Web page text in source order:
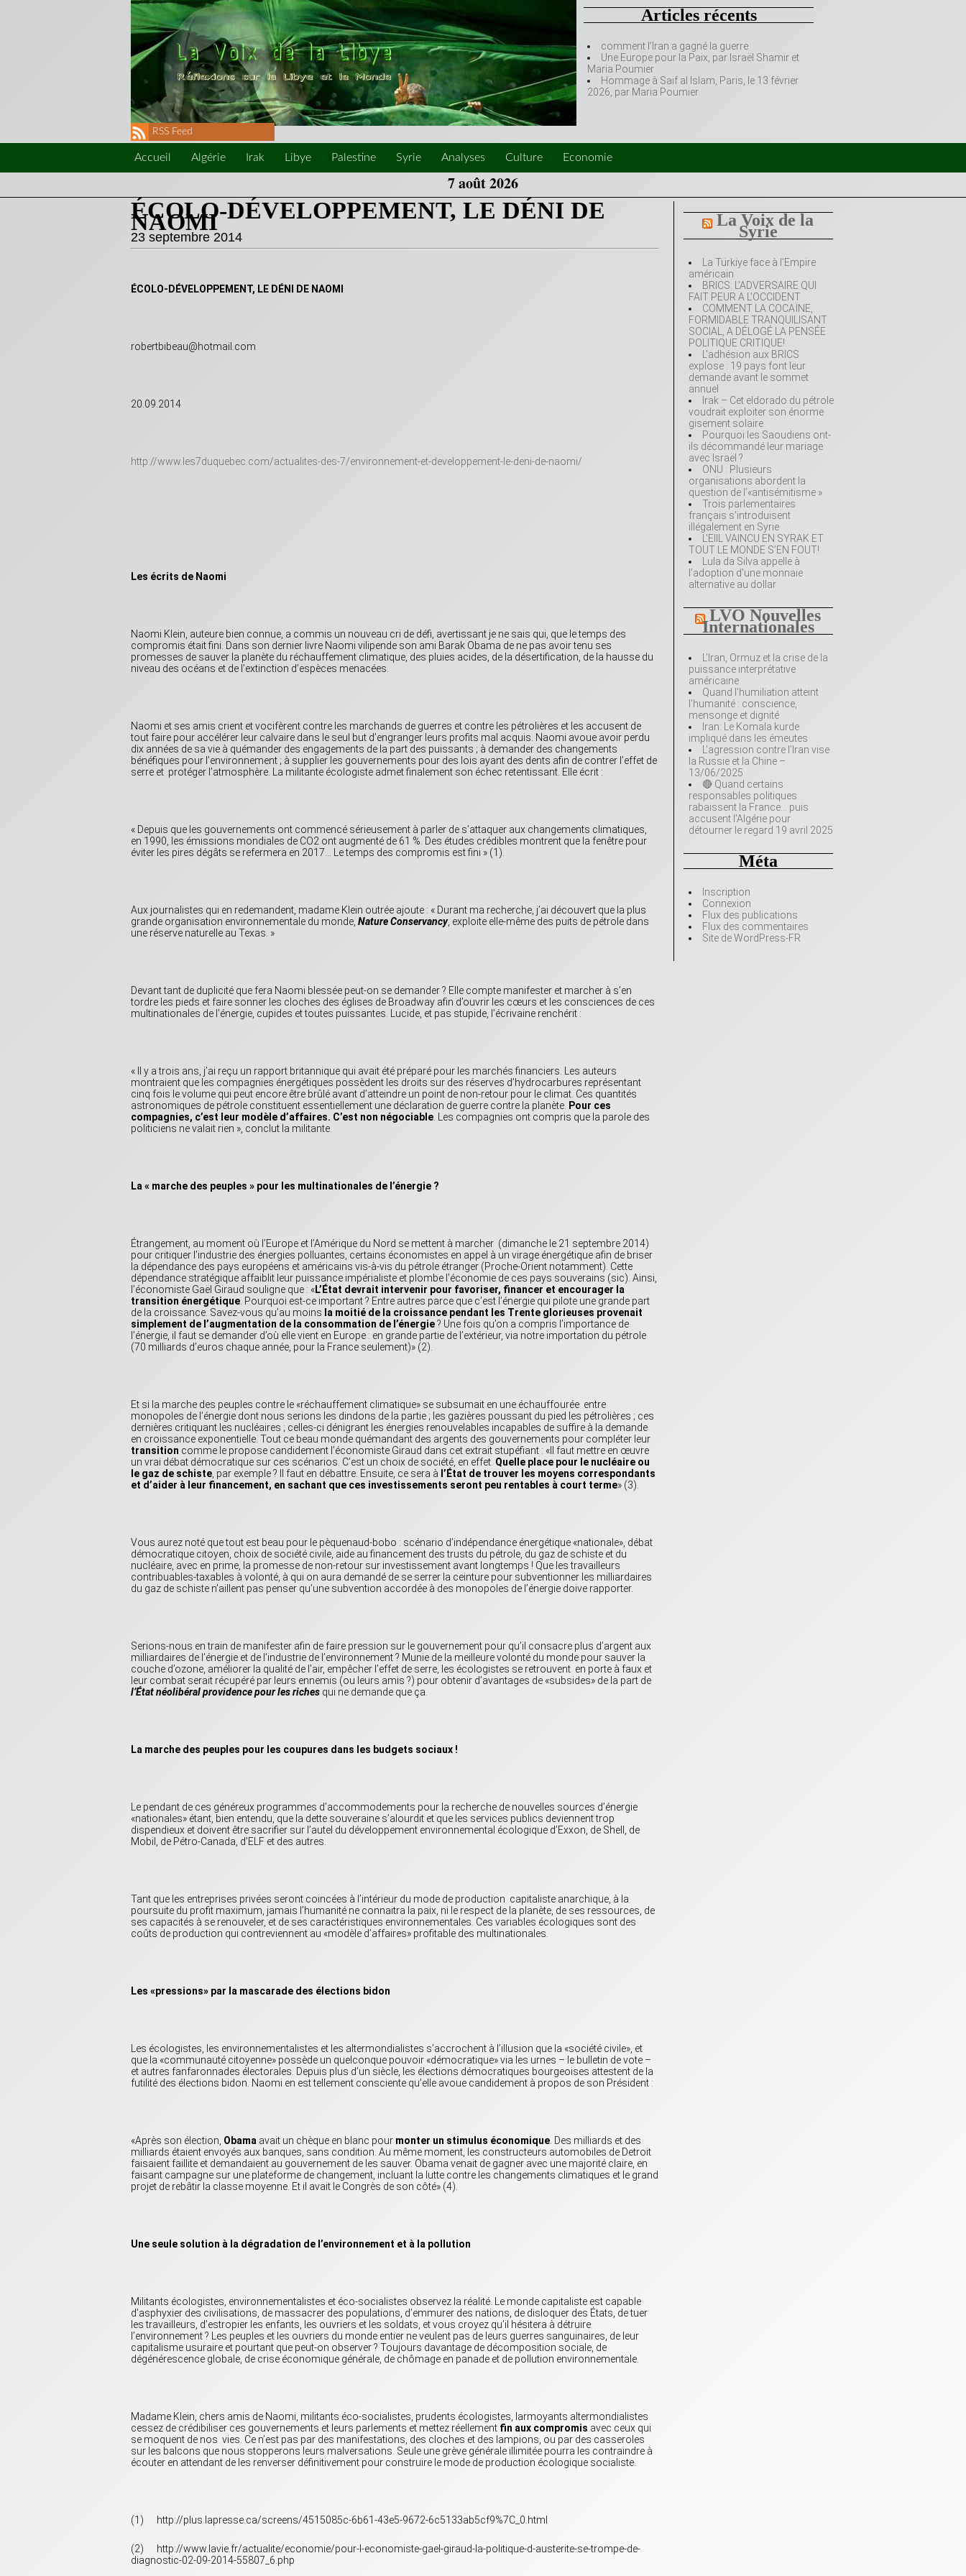
Articles récents
comment l’Iran a gagné la guerre
Une Europe pour la Paix, par Israël Shamir et
Maria Poumier
Hommage à Saif al Islam, Paris, le 13 février
2026, par Maria Poumier
RSS Feed
Accueil Algérie Irak Libye Palestine Syrie Analyses Culture Economie
7 août 2026
La Voix de la
Syrie
La Türkiye face à l’Empire
américain
BRICS: L’ADVERSAIRE QUI
FAIT PEUR A L’OCCIDENT
COMMENT LA COCAÏNE,
FORMIDABLE TRANQUILISANT
SOCIAL, A DÉLOGÉ LA PENSÉE
POLITIQUE CRITIQUE!
L’adhésion aux BRICS
explose : 19 pays font leur
demande avant le sommet
annuel
Irak – Cet eldorado du pétrole
voudrait exploiter son énorme
gisement solaire
Pourquoi les Saoudiens ont-
ils décommandé leur mariage
avec Israël ?
ONU : Plusieurs
organisations abordent la
question de l’«antisémitisme »
Trois parlementaires
français s’introduisent
illégalement en Syrie
L’EIIL VAINCU EN SYRAK ET
TOUT LE MONDE S’EN FOUT!
Lula da Silva appelle à
l’adoption d’une monnaie
alternative au dollar
LVO Nouvelles
Internationales
L’Iran, Ormuz et la crise de la
puissance interprétative
américaine
Quand l’humiliation atteint
l’humanité : conscience,
mensonge et dignité
Iran: Le Komala kurde
impliqué dans les émeutes
L’agression contre l’Iran vise
la Russie et la Chine –
13/06/2025
🔴 Quand certains
responsables politiques
rabaissent la France… puis
accusent l’Algérie pour
détourner le regard 19 avril 2025
Méta
Inscription
Connexion
Flux des publications
Flux des commentaires
Site de WordPress-FR
ÉCOLO-DÉVELOPPEMENT, LE DÉNI DE
NAOMI
23 septembre 2014
ÉCOLO-DÉVELOPPEMENT, LE DÉNI DE NAOMI
robertbibeau@hotmail.com
20.09.2014
http://www.les7duquebec.com/actualites-des-7/environnement-et-developpement-le-deni-de-naomi/
Les écrits de Naomi
Naomi Klein, auteure bien connue, a commis un nouveau cri de défi, avertissant je ne sais qui, que le temps des
compromis était fini. Dans son dernier livre Naomi vilipende son ami Barak Obama de ne pas avoir tenu ses
promesses de sauver la planète du réchauffement climatique, des pluies acides, de la désertification, de la hausse du
niveau des océans et de l’extinction d’espèces menacées.
Naomi et ses amis crient et vocifèrent contre les marchands de guerres et contre les pétrolières et les accusent de
tout faire pour accélérer leur calvaire dans le seul but d’engranger leurs profits mal acquis. Naomi avoue avoir perdu
dix années de sa vie à quémander des engagements de la part des puissants ; à demander des changements
bénéfiques pour l’environnement ; à supplier les gouvernements pour des lois ayant des dents afin de contrer l’effet de
serre et protéger l’atmosphère. La militante écologiste admet finalement son échec retentissant. Elle écrit :
« Depuis que les gouvernements ont commencé sérieusement à parler de s’attaquer aux changements climatiques,
en 1990, les émissions mondiales de CO2 ont augmenté de 61 %. Des études crédibles montrent que la fenêtre pour
éviter les pires dégâts se refermera en 2017… Le temps des compromis est fini » (1).
Aux journalistes qui en redemandent, madame Klein outrée ajoute : « Durant ma recherche, j’ai découvert que la plus
grande organisation environnementale du monde, Nature Conservancy, exploite elle-même des puits de pétrole dans
une réserve naturelle au Texas. »
Devant tant de duplicité que fera Naomi blessée peut-on se demander ? Elle compte manifester et marcher à s’en
tordre les pieds et faire sonner les cloches des églises de Broadway afin d’ouvrir les cœurs et les consciences de ces
multinationales de l’énergie, cupides et toutes puissantes. Lucide, et pas stupide, l’écrivaine renchérit :
« Il y a trois ans, j’ai reçu un rapport britannique qui avait été préparé pour les marchés financiers. Les auteurs
montraient que les compagnies énergétiques possèdent les droits sur des réserves d’hydrocarbures représentant
cinq fois le volume qui peut encore être brûlé avant d’atteindre un point de non-retour pour le climat. Ces quantités
astronomiques de pétrole constituent essentiellement une déclaration de guerre contre la planète. Pour ces
compagnies, c’est leur modèle d’affaires. C’est non négociable. Les compagnies ont compris que la parole des
politiciens ne valait rien », conclut la militante.
La « marche des peuples » pour les multinationales de l’énergie ?
Étrangement, au moment où l’Europe et l’Amérique du Nord se mettent à marcher (dimanche le 21 septembre 2014)
pour critiquer l’industrie des énergies polluantes, certains économistes en appel à un virage énergétique afin de briser
la dépendance des pays européens et américains vis-à-vis du pétrole étranger (Proche-Orient notamment). Cette
dépendance stratégique affaiblit leur puissance impérialiste et plombe l’économie de ces pays souverains (sic). Ainsi,
l’économiste Gaël Giraud souligne que : «L’État devrait intervenir pour favoriser, financer et encourager la
transition énergétique. Pourquoi est-ce important ? Entre autres parce que c’est l’énergie qui pilote une grande part
de la croissance. Savez-vous qu’au moins la moitié de la croissance pendant les Trente glorieuses provenait
simplement de l’augmentation de la consommation de l’énergie? Une fois qu’on a compris l’importance de
l’énergie, il faut se demander d’où elle vient en Europe : en grande partie de l’extérieur, via notre importation du pétrole
(70 milliards d’euros chaque année, pour la France seulement)» (2).
Et si la marche des peuples contre le «réchauffement climatique» se subsumait en une échauffourée entre
monopoles de l’énergie dont nous serions les dindons de la partie ; les gazières poussant du pied les pétrolières ; ces
dernières critiquant les nucléaires ; celles-ci dénigrant les énergies renouvelables incapables de suffire à la demande
en croissance exponentielle. Tout ce beau monde quémandant des argents des gouvernements pour compléter leur
transition comme le propose candidement l’économiste Giraud dans cet extrait stupéfiant : «Il faut mettre en œuvre
un vrai débat démocratique sur ces scénarios. C’est un choix de société, en effet. Quelle place pour le nucléaire ou
le gaz de schiste, par exemple ? Il faut en débattre. Ensuite, ce sera à l’État de trouver les moyens correspondants
et d’aider à leur financement, en sachant que ces investissements seront peu rentables à court terme» (3).
Vous aurez noté que tout est beau pour le pèquenaud-bobo : scénario d’indépendance énergétique «nationale», débat
démocratique citoyen, choix de société civile, aide au financement des trusts du pétrole, du gaz de schiste et du
nucléaire, avec en prime, la promesse de non-retour sur investissement avant longtemps ! Que les travailleurs
contribuables-taxables à volonté, à qui on aura demandé de se serrer la ceinture pour subventionner les milliardaires
du gaz de schiste n’aillent pas penser qu’une subvention accordée à des monopoles de l’énergie doive rapporter.
Serions-nous en train de manifester afin de faire pression sur le gouvernement pour qu’il consacre plus d’argent aux
milliardaires de l’énergie et de l’industrie de l’environnement ? Munie de la meilleure volonté du monde pour sauver la
couche d’ozone, améliorer la qualité de l’air, empêcher l’effet de serre, les écologistes se retrouvent en porte à faux et
leur combat serait récupéré par leurs ennemis (ou leurs amis ?) pour obtenir d’avantages de «subsides» de la part de
l’État néolibéral providence pour les riches qui ne demande que ça.
La marche des peuples pour les coupures dans les budgets sociaux !
Le pendant de ces généreux programmes d’accommodements pour la recherche de nouvelles sources d’énergie
«nationales» étant, bien entendu, que la dette souveraine s’alourdit et que les services publics deviennent trop
dispendieux et doivent être sacrifier sur l’autel du développement environnemental écologique d’Exxon, de Shell, de
Mobil, de Pétro-Canada, d’ELF et des autres.
Tant que les entreprises privées seront coincées à l’intérieur du mode de production capitaliste anarchique, à la
poursuite du profit maximum, jamais l’humanité ne connaitra la paix, ni le respect de la planète, de ses ressources, de
ses capacités à se renouveler, et de ses caractéristiques environnementales. Ces variables écologiques sont des
coûts de production qui contreviennent au «modèle d’affaires» profitable des multinationales.
Les «pressions» par la mascarade des élections bidon
Les écologistes, les environnementalistes et les altermondialistes s’accrochent à l’illusion que la «société civile», et
que la «communauté citoyenne» possède un quelconque pouvoir «démocratique» via les urnes – le bulletin de vote –
et autres fanfaronnades électorales. Depuis plus d’un siècle, les élections démocratiques bourgeoises attestent de la
futilité des élections bidon. Naomi en est tellement consciente qu’elle avoue candidement à propos de son Président :
«Après son élection, Obama avait un chèque en blanc pour monter un stimulus économique. Des milliards et des
milliards étaient envoyés aux banques, sans condition. Au même moment, les constructeurs automobiles de Detroit
faisaient faillite et demandaient au gouvernement de les sauver. Obama venait de gagner avec une majorité claire, en
faisant campagne sur une plateforme de changement, incluant la lutte contre les changements climatiques et le grand
projet de rebâtir la classe moyenne. Et il avait le Congrès de son côté» (4).
Une seule solution à la dégradation de l’environnement et à la pollution
Militants écologistes, environnementalistes et éco-socialistes observez la réalité. Le monde capitaliste est capable
d’asphyxier des civilisations, de massacrer des populations, d’emmurer des nations, de disloquer des États, de tuer
les travailleurs, d’estropier les enfants, les ouvriers et les soldats, et vous croyez qu’il hésitera à détruire
l’environnement ? Les peuples et les ouvriers du monde entier ne veulent pas de leurs guerres sanguinaires, de leur
capitalisme usuraire et pourtant que peut-on observer ? Toujours davantage de décomposition sociale, de
dégénérescence globale, de crise économique générale, de chômage en panade et de pollution environnementale.
Madame Klein, chers amis de Naomi, militants éco-socialistes, prudents écologistes, larmoyants altermondialistes
cessez de crédibiliser ces gouvernements et leurs parlements et mettez réellement fin aux compromis avec ceux qui
se moquent de nos vies. Ce n’est pas par des manifestations, des cloches et des lampions, ou par des casseroles
sur les balcons que nous stopperons leurs malversations. Seule une grève générale illimitée pourra les contraindre à
écouter en attendant de les renverser définitivement pour construire le mode de production écologique socialiste.
(1) http://plus.lapresse.ca/screens/4515085c-6b61-43e5-9672-6c5133ab5cf9%7C_0.html
(2) http://www.lavie.fr/actualite/economie/pour-l-economiste-gael-giraud-la-politique-d-austerite-se-trompe-de-
diagnostic-02-09-2014-55807_6.php